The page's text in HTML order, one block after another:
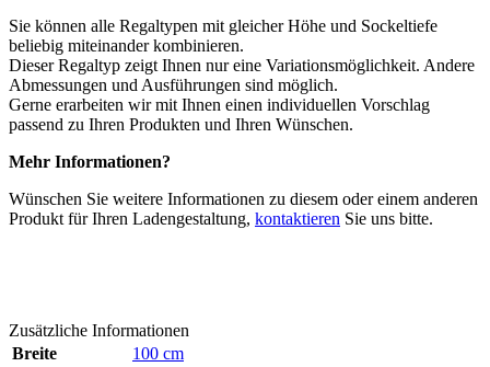
Sie können alle Regaltypen mit gleicher Höhe und Sockeltiefe
beliebig miteinander kombinieren.
Dieser Regaltyp zeigt Ihnen nur eine Variationsmöglichkeit. Andere
Abmessungen und Ausführungen sind möglich.
Gerne erarbeiten wir mit Ihnen einen individuellen Vorschlag
passend zu Ihren Produkten und Ihren Wünschen.
Mehr Informationen?
Wünschen Sie weitere Informationen zu diesem oder einem anderen
Produkt für Ihren Ladengestaltung, kontaktieren Sie uns bitte.
Zusätzliche Informationen
Breite
100 cm